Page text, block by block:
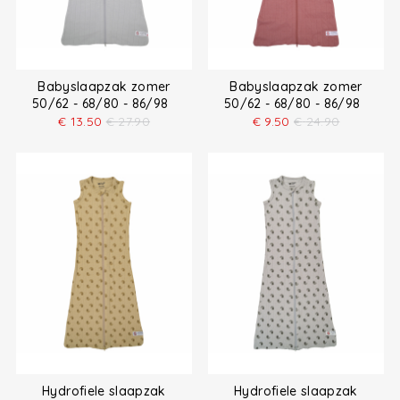
Babyslaapzak zomer
50/62 - 68/80 - 86/98
€ 13.50 € 27.90
Babyslaapzak zomer
50/62 - 68/80 - 86/98
€ 9.50 € 24.90
Hydrofiele slaapzak
Hydrofiele slaapzak